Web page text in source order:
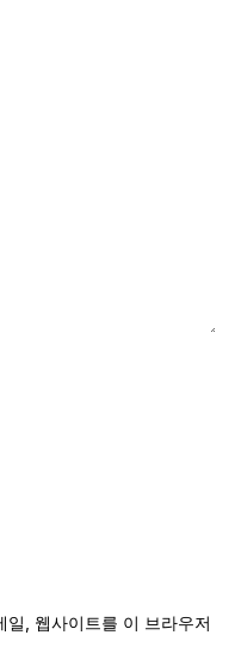
, 웹사이트를 이 브라우저